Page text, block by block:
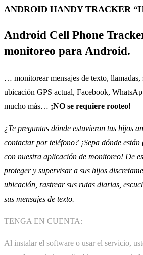
ANDROID HANDY TRACKER
Android Cell Phone
monitoreo para Android.
… monitorear mensajes de texto, llamadas,
ubicación GPS actual, Facebook,
mucho más… ¡NO se requiere rooteo!
¿Te preguntas dónde estuvieron tus hijos
contactar por teléfono? ¡Sepa dónde
con nuestra aplicación de monitoreo! De
proteger y supervisar a sus hijos
ubicación, rastrear sus rutas diarias,
sus mensajes de texto.
TENGA EN CUENTA:
Al instalar el software o usar el servicio,